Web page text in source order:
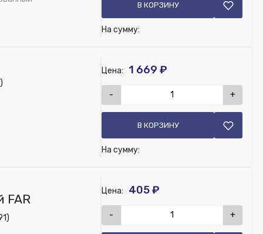
В КОРЗИНУ
На сумму:
Цена: 1 669 ₽
- +
В КОРЗИНУ
На сумму:
FAR
Цена: 405 ₽
- +